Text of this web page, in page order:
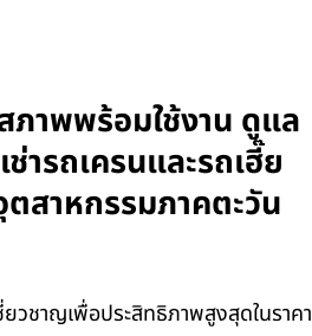
ภาพพร้อมใช้งาน ดูแล
ารถเครนและรถเฮี๊ย
สาหกรรมภาคตะวัน
ชาญเพื่อประสิทธิภาพสูงสุดในราคา